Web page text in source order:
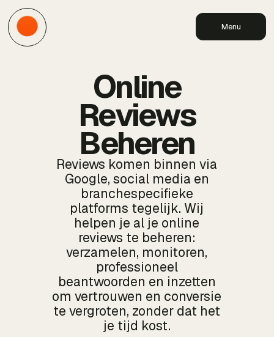
Menu
Online
Reviews
Beheren
Reviews komen binnen via
Google, social media en
branchespecifieke
platforms tegelijk. Wij
helpen je al je online
reviews te beheren:
verzamelen, monitoren,
professioneel
beantwoorden en inzetten
om vertrouwen en conversie
te vergroten, zonder dat het
je tijd kost.